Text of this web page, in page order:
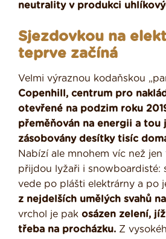
neutrality v produkci
Sjezdovkou na
teprve začíná
Velmi výraznou kodaňskou
Copenhill, centrum pro
otevřené na podzim roku
přeměňován na energii a tou
zásobovány desítky tisíc
Nabízí ale mnohem víc než jen
přijdou lyžaři i snowboardisté:
vede po plášti elektrárny a po
z nejdelších umělých svahů
vrchol je pak osázen zelení,
třeba na procházku. Z